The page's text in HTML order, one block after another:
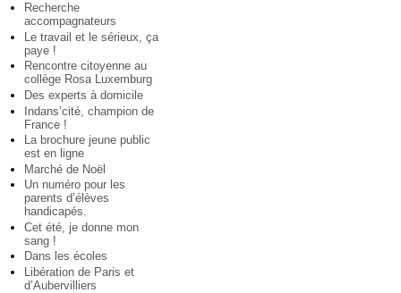
Recherche
accompagnateurs
Le travail et le sérieux, ça
paye !
Rencontre citoyenne au
collège Rosa Luxemburg
Des experts à domicile
Indans’cité, champion de
France !
La brochure jeune public
est en ligne
Marché de Noël
Un numéro pour les
parents d’élèves
handicapés.
Cet été, je donne mon
sang !
Dans les écoles
Libération de Paris et
d’Aubervilliers